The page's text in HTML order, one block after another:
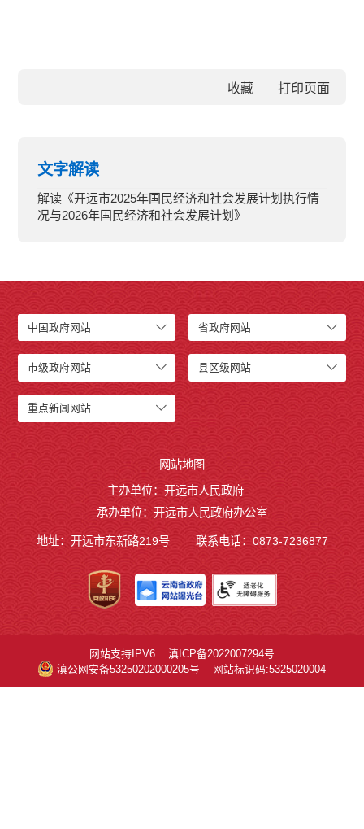
收藏
文字解读
解读《开远市2025年国民经济和社会发展计划执行情
况与2026年国民经济和社会发展计划》
中国政府网站 省政府网站
市级政府网站 县区级网站
重点新闻网站
网站地图
主办单位：开远市人民政府
承办单位：开远市人民政府办公室
地址：开远市东新路219号 联系电话：0873-7236877
网站支持IPV6
滇ICP备2022007294号
滇公网安备53250202000205号
网站标识码:5325020004